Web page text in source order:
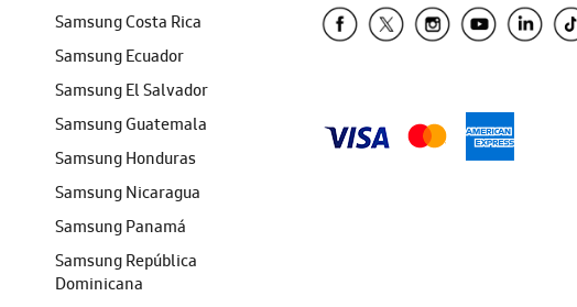
Samsung Costa Rica
Samsung Ecuador
Samsung El Salvador
Samsung Guatemala
Samsung Honduras
Samsung Nicaragua
Samsung Panamá
Samsung República
Dominicana